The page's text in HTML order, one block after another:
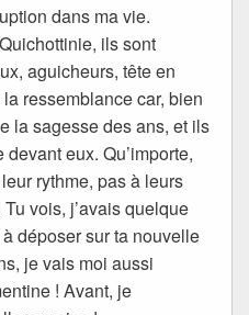
dans ma vie.
ils sont
aguicheurs, tête en
ressemblance car, bien
la sagesse des ans, et ils
devant eux. Qu’importe,
rythme, pas à leurs
vois, j’avais quelque
déposer sur ta nouvelle
je vais moi aussi
! Avant, je